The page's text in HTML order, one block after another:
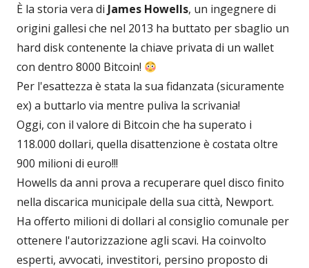
È la storia vera di James Howells, un ingegnere di
origini gallesi che nel 2013 ha buttato per sbaglio un
hard disk contenente la chiave privata di un wallet
con dentro 8000 Bitcoin!
Per l'esattezza è stata la sua fidanzata (sicuramente
ex) a buttarlo via mentre puliva la scrivania!
Oggi, con il valore di Bitcoin che ha superato i
118.000 dollari, quella disattenzione è costata oltre
900 milioni di euro!!!
Howells da anni prova a recuperare quel disco finito
nella discarica municipale della sua città, Newport.
Ha offerto milioni di dollari al consiglio comunale per
ottenere l'autorizzazione agli scavi. Ha coinvolto
esperti, avvocati, investitori, persino proposto di